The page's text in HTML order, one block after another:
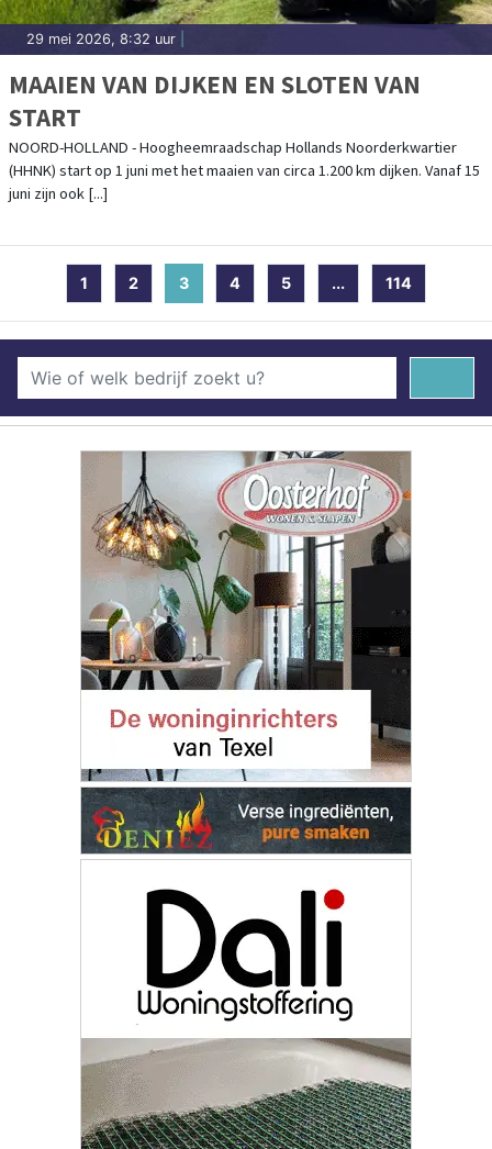
29 mei 2026, 8:32 uur
MAAIEN VAN DIJKEN EN SLOTEN VAN
START
NOORD-HOLLAND - Hoogheemraadschap Hollands Noorderkwartier
(HHNK) start op 1 juni met het maaien van circa 1.200 km dijken. Vanaf 15
juni zijn ook [...]
1 2 3 (current)
4 5 ... 114